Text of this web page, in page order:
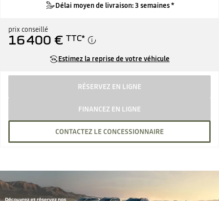
Délai moyen de livraison: 3 semaines *
prix conseillé
16 400 € TTC*
Estimez la reprise de votre véhicule
RÉSERVEZ EN LIGNE
FINANCEZ EN LIGNE
CONTACTEZ LE CONCESSIONNAIRE